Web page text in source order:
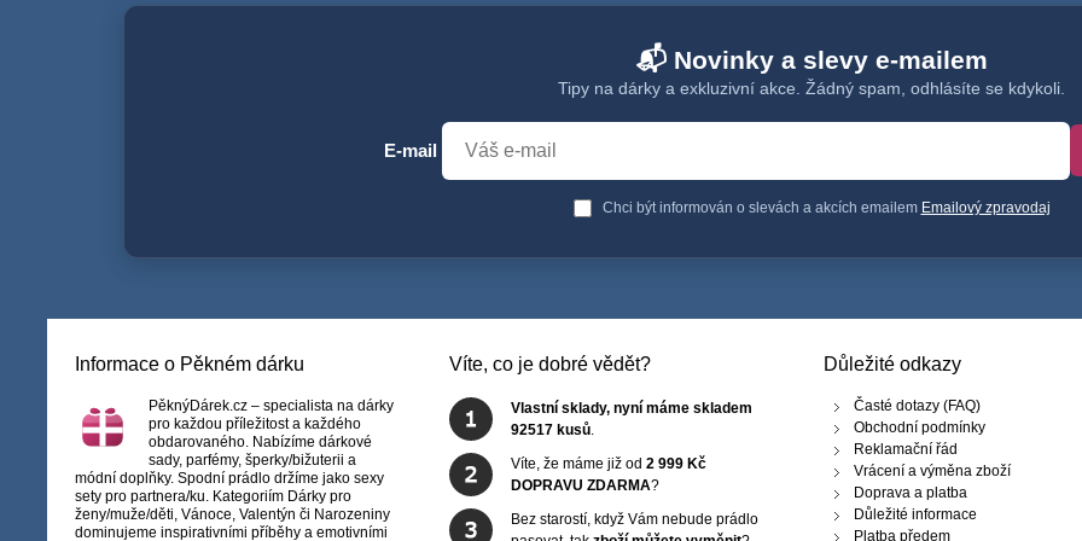
📬 Novinky a slevy e-mailem
Tipy na dárky a exkluzivní akce. Žádný spam, odhlásíte se kdykoli.
E-mail
Chci být informován o slevách a akcích emailem Emailový zpravodaj
Informace o Pěkném dárku
PěknýDárek.cz – specialista na dárky
pro každou příležitost a každého
obdarovaného. Nabízíme dárkové
sady, parfémy, šperky/bižuterii a
módní doplňky. Spodní prádlo držíme jako sexy
sety pro partnera/ku. Kategoriím Dárky pro
ženy/muže/děti, Vánoce, Valentýn či Narozeniny
dominujeme inspirativními příběhy a emotivními
Víte, co je dobré vědět?
Vlastní sklady, nyní máme skladem
92517 kusů.
Víte, že máme již od 2 999 Kč
DOPRAVU ZDARMA?
Bez starostí, když Vám nebude prádlo
Důležité odkazy
Časté dotazy (FAQ)
Obchodní podmínky
Reklamační řád
Vrácení a výměna zboží
Doprava a platba
Důležité informace
Platba předem